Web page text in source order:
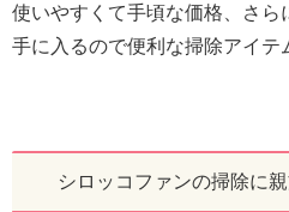
使いやすくて手頃な価格、さら
手に入るので便利な掃除アイテ
シロッコファンの掃除に